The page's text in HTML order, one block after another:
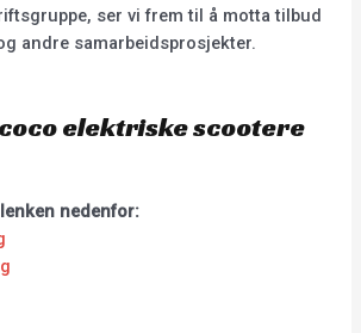
ser vi frem til å motta tilbud
andre samarbeidsprosjekter.
elektriske scootere
nedenfor: